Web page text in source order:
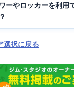
ーやロッカーを利用
選択に戻る